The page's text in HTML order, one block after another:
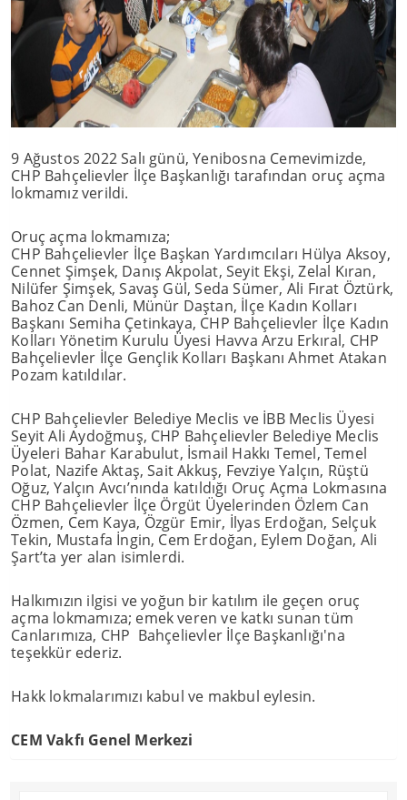
9 Ağustos 2022 Salı günü, Yenibosna Cemevimizde,
CHP Bahçelievler İlçe Başkanlığı tarafından oruç açma
lokmamız verildi.
Oruç açma lokmamıza;
CHP Bahçelievler İlçe Başkan Yardımcıları Hülya Aksoy,
Cennet Şimşek, Danış Akpolat, Seyit Ekşi, Zelal Kıran,
Nilüfer Şimşek, Savaş Gül, Seda Sümer, Ali Fırat Öztürk,
Bahoz Can Denli, Münür Daştan, İlçe Kadın Kolları
Başkanı Semiha Çetinkaya, CHP Bahçelievler İlçe Kadın
Kolları Yönetim Kurulu Üyesi Havva Arzu Erkıral, CHP
Bahçelievler İlçe Gençlik Kolları Başkanı Ahmet Atakan
Pozam katıldılar.
CHP Bahçelievler Belediye Meclis ve İBB Meclis Üyesi
Seyit Ali Aydoğmuş, CHP Bahçelievler Belediye Meclis
Üyeleri Bahar Karabulut, İsmail Hakkı Temel, Temel
Polat, Nazife Aktaş, Sait Akkuş, Fevziye Yalçın, Rüştü
Oğuz, Yalçın Avcı’nında katıldığı Oruç Açma Lokmasına
CHP Bahçelievler İlçe Örgüt Üyelerinden Özlem Can
Özmen, Cem Kaya, Özgür Emir, İlyas Erdoğan, Selçuk
Tekin, Mustafa İngin, Cem Erdoğan, Eylem Doğan, Ali
Şart’ta yer alan isimlerdi.
Halkımızın ilgisi ve yoğun bir katılım ile geçen oruç
açma lokmamıza; emek veren ve katkı sunan tüm
Canlarımıza, CHP Bahçelievler İlçe Başkanlığı'na
teşekkür ederiz.
Hakk lokmalarımızı kabul ve makbul eylesin.
CEM Vakfı Genel Merkezi